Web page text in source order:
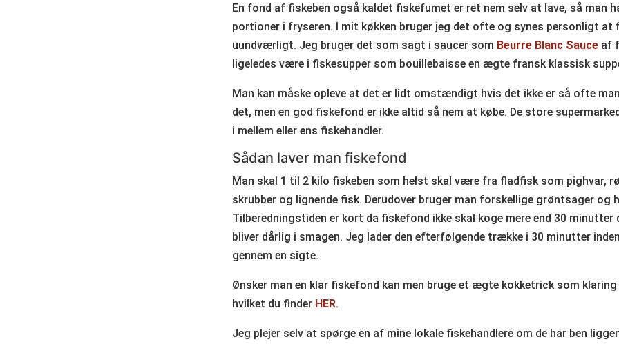
En fond af fiskeben også kaldet fiskefumet er ret nem selv at lave, så man
portioner i fryseren. I mit køkken bruger jeg det ofte og synes personligt at
uundværligt. Jeg bruger det som sagt i saucer som Beurre Blanc Sauce af
ligeledes være i fiskesupper som bouillebaisse en ægte fransk klassisk
Man kan måske opleve at det er lidt omstændigt hvis det ikke er så ofte
det, men en god fiskefond er ikke altid så nem at købe. De store
i mellem eller ens fiskehandler.
Sådan laver man fiskefond
Man skal 1 til 2 kilo fiskeben som helst skal være fra fladfisk som pighvar,
skrubber og lignende fisk. Derudover bruger man forskellige grøntsager og
Tilberedningstiden er kort da fiskefond ikke skal koge mere end 30 minutter
bliver dårlig i smagen. Jeg lader den efterfølgende trække i 30 minutter
gennem en sigte.
Ønsker man en klar fiskefond kan men bruge et ægte kokketrick som
hvilket du finder HER.
Jeg plejer selv at spørge en af mine lokale fiskehandlere om de har ben